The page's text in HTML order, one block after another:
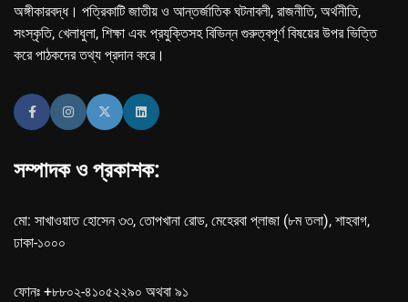
অঙ্গীকারবদ্ধ। পত্রিকাটি জাতীয় ও আন্তর্জাতিক ঘটনাবলী, রাজনীতি, অর্থনীতি,
সংস্কৃতি, খেলাধুলা, শিক্ষা এবং প্রযুক্তিসহ বিভিন্ন গুরুত্বপূর্ণ বিষয়ের উপর ভিত্তি
করে পাঠকদের তথ্য প্রদান করে।
সম্পাদক ও প্রকাশক:
মো: সাখাওয়াত হোসেন ৩৩, তোপখানা রোড, মেহেরবা প্লাজা (৮ম তলা), শাহবাগ,
ঢাকা-১০০০
ফোনঃ +৮৮০২-৪১০৫২২৯০ অথবা ৯১